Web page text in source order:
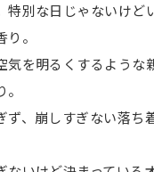
別な日じゃないけど
。
を明るくするような
、崩しすぎない落ち